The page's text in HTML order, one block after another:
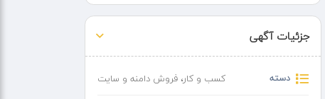
جزئیات آگهی
دسته کسب و کار،فروش دامنه و سایت